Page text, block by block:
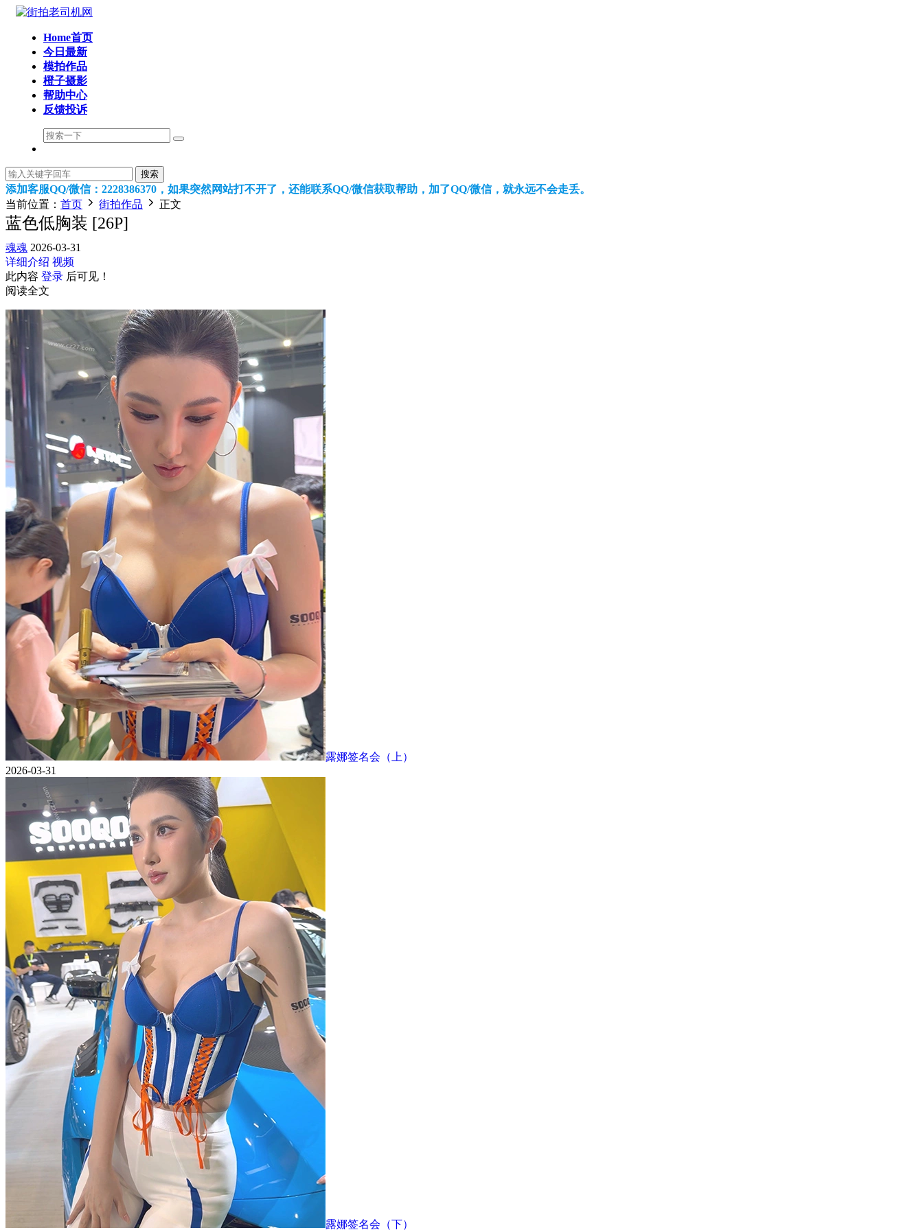
Home首页
今日最新
模拍作品
橙子摄影
帮助中心
反馈投诉
搜索
添加客服QQ/微信：2228386370，如果突然网站打不开了，还能联系QQ/微信获取帮助，加了QQ/微信，就永远不会走丢。
当前位置： 首页 街拍作品 正文
蓝色低胸装 [26P]
魂魂 2026-03-31
详细介绍 视频
此内容 登录 后可见！
阅读全文
露娜签名会（上）
2026-03-31
露娜签名会（下）